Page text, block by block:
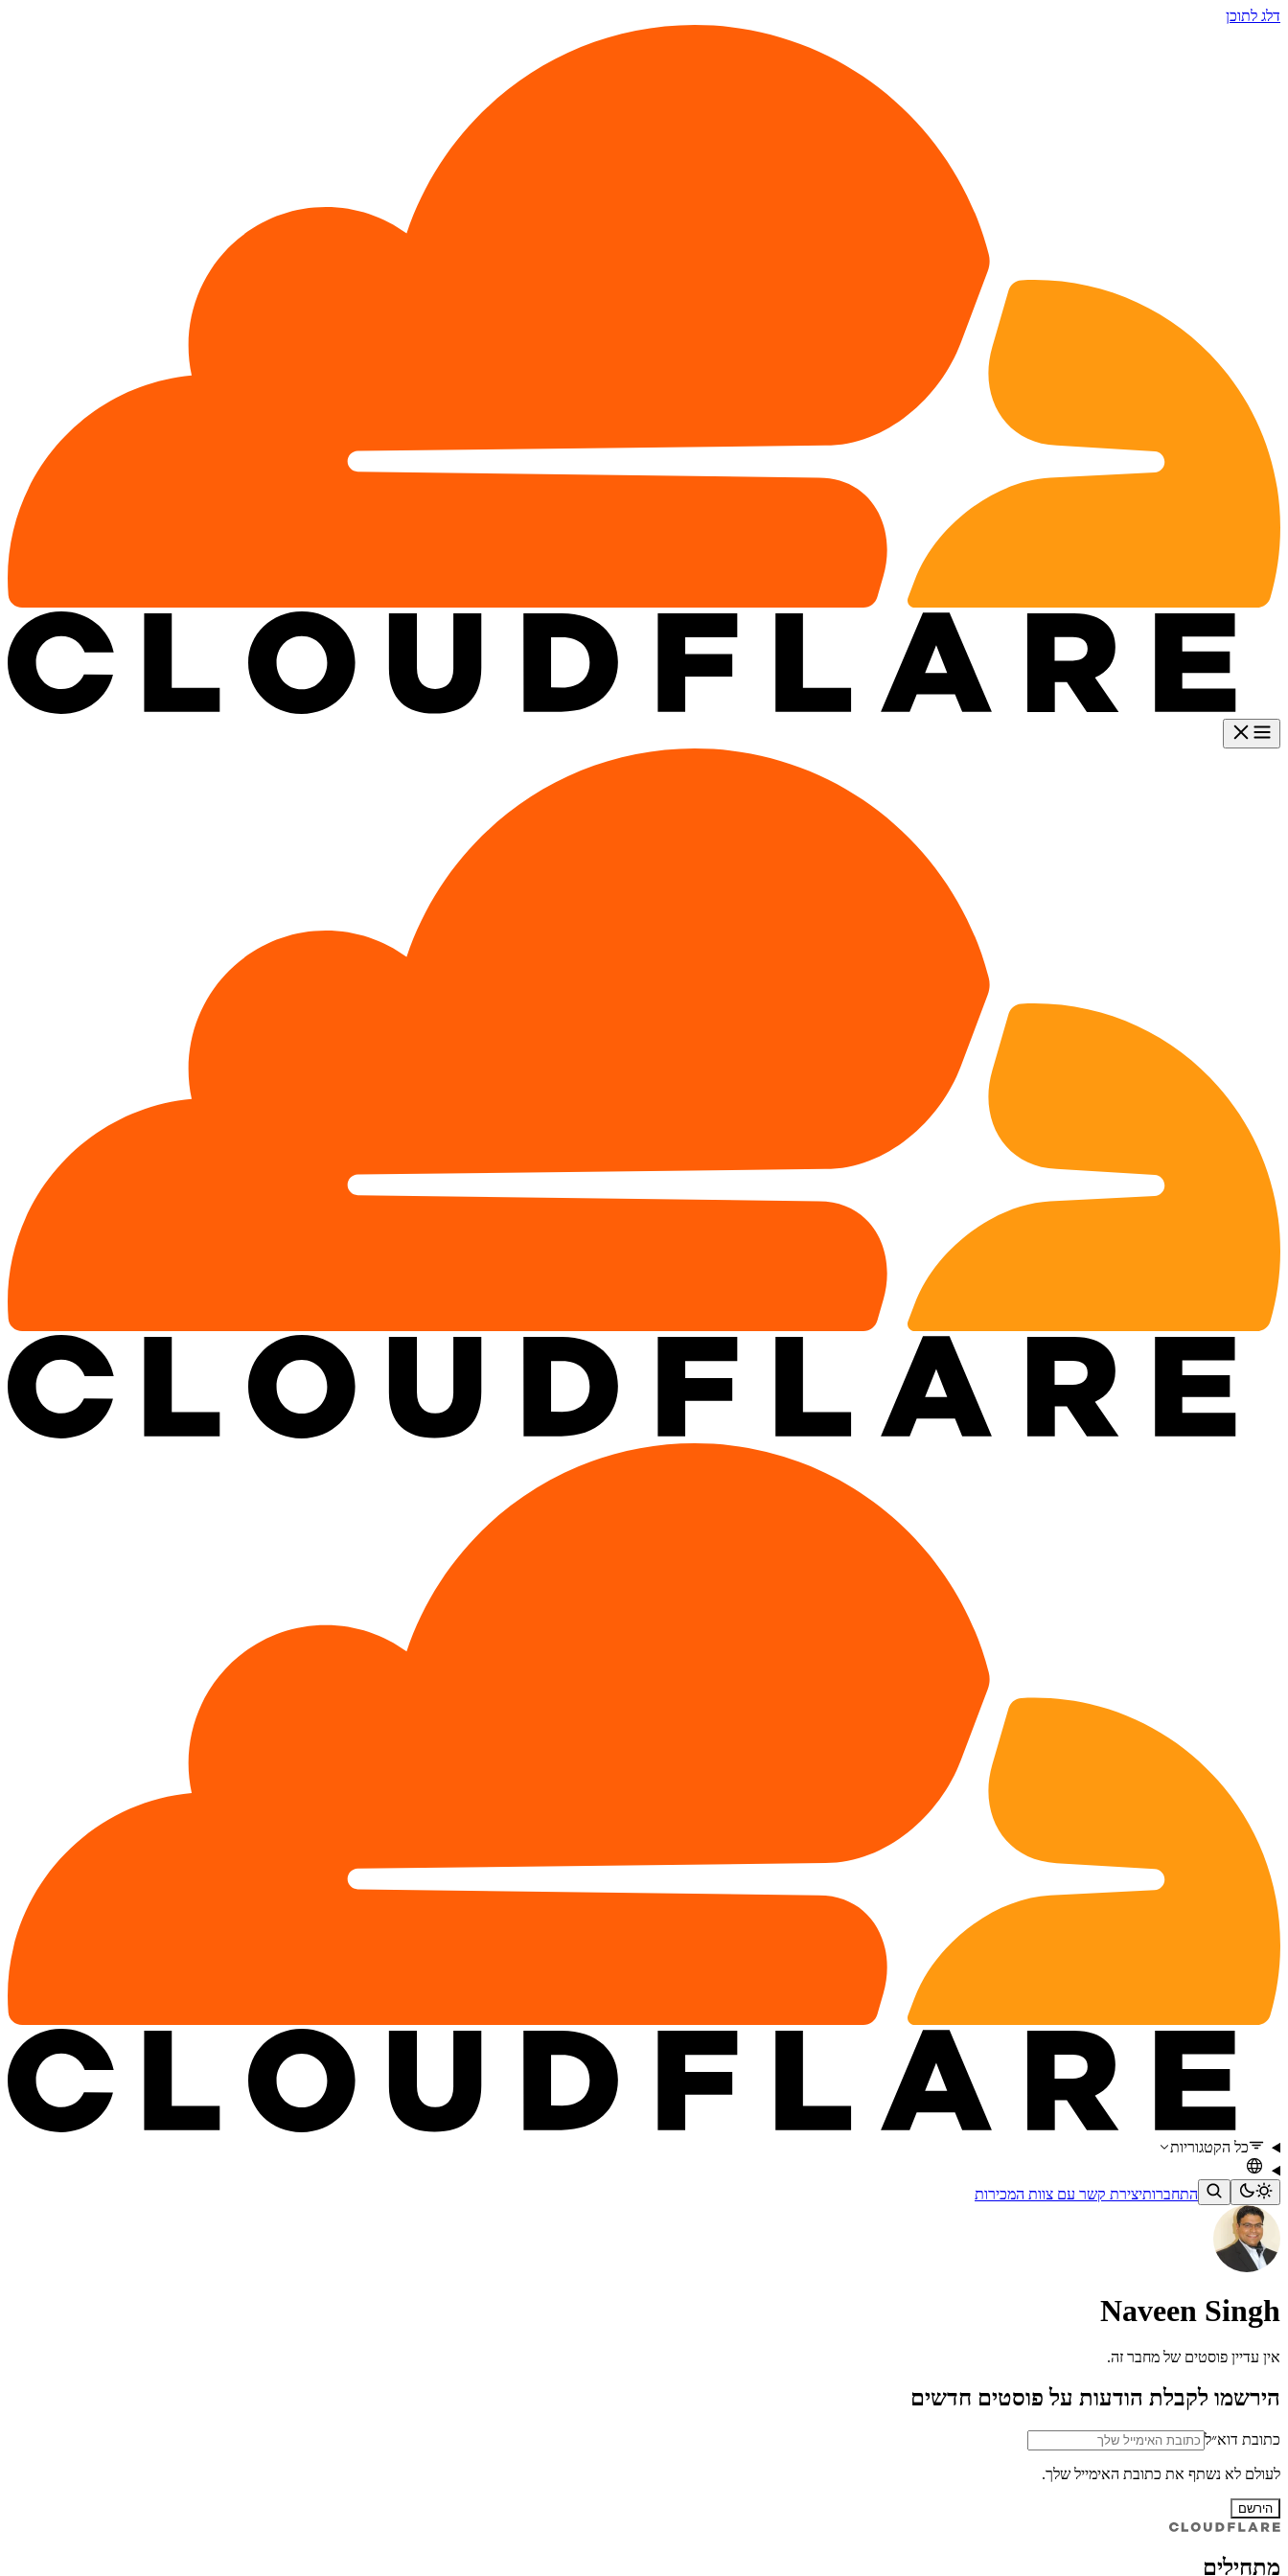
דלג לתוכן
כל הקטגוריות
התחברותיצירת קשר עם צוות המכירות
Naveen Singh
אין עדיין פוסטים של מחבר זה.
הירשמו לקבלת הודעות על פוסטים חדשים
כתובת דוא״ל
לעולם לא נשתף את כתובת האימייל שלך.
הירשם
מתחילים